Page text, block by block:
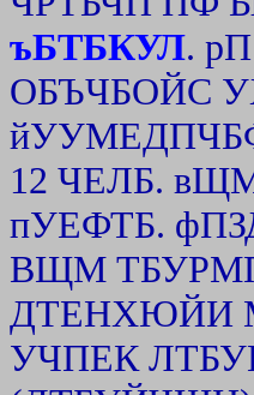
ъБТБКУЛ.
ОБЪЧБОЙС
12 ЧЕЛБ.
пУЕФТБ.
ВЩМ
ДТЕНХЮЙИ
УЧПЕК